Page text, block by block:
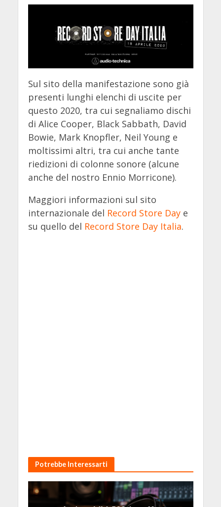
Sul sito della manifestazione sono già
presenti lunghi elenchi di uscite per
questo 2020, tra cui segnaliamo dischi
di Alice Cooper, Black Sabbath, David
Bowie, Mark Knopfler, Neil Young e
moltissimi altri, tra cui anche tante
riedizioni di colonne sonore (alcune
anche del nostro Ennio Morricone).
Maggiori informazioni sul sito
internazionale del Record Store Daye
su quello del Record Store Day Italia.
Potrebbe Interessarti